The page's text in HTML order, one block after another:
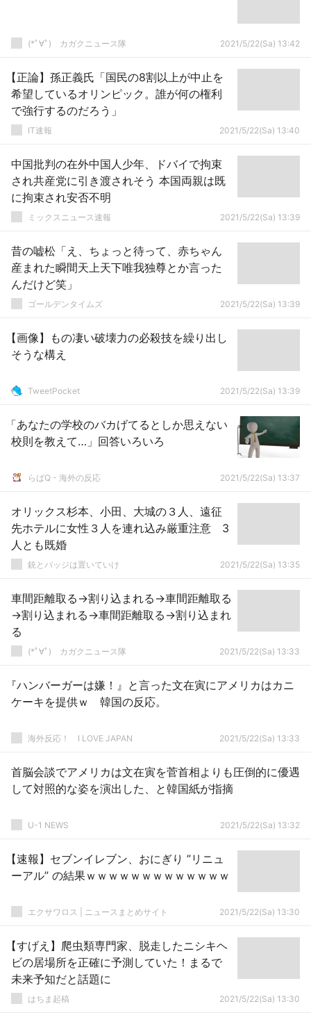
(*ﾟ∀ﾟ)ゞカガクニュース隊 2021/5/22(Sa) 13:42
【正論】孫正義氏「国民の8割以上が中止を
希望しているオリンピック。誰が何の権利
で強行するのだろう」
IT速報 2021/5/22(Sa) 13:40
中国批判の在外中国人少年、ドバイで拘束
され共産党に引き渡されそう 本国両親は既
に拘束され安否不明
ミックスニュース速報 2021/5/22(Sa) 13:39
昔の嘘松「え、ちょっと待って、赤ちゃん
産まれた瞬間天上天下唯我独尊とか言った
んだけど笑」
ゴールデンタイムズ 2021/5/22(Sa) 13:39
【画像】もの凄い破壊力の必殺技を繰り出し
そうな構え
TweetPocket 2021/5/22(Sa) 13:39
「あなたの学校のバカげてるとしか思えない
校則を教えて…」回答いろいろ
らばQ - 海外の反応 2021/5/22(Sa) 13:37
オリックス杉本、小田、大城の３人、遠征
先ホテルに女性３人を連れ込み厳重注意 3
人とも既婚
銃とバッジは置いていけ 2021/5/22(Sa) 13:35
車間距離取る→割り込まれる→車間距離取る
→割り込まれる→車間距離取る→割り込まれ
る
(*ﾟ∀ﾟ)ゞカガクニュース隊 2021/5/22(Sa) 13:33
『ハンバーガーは嫌！』と言った文在寅にアメリカはカニ
ケーキを提供ｗ 韓国の反応。
海外反応！ I LOVE JAPAN 2021/5/22(Sa) 13:33
首脳会談でアメリカは文在寅を菅首相よりも圧倒的に優遇
して対照的な姿を演出した、と韓国紙が指摘
U-1 NEWS 2021/5/22(Sa) 13:32
【速報】セブンイレブン、おにぎり ”リニュ
ーアル” の結果ｗｗｗｗｗｗｗｗｗｗｗｗｗ
エクサワロス | ニュースまとめサイト 2021/5/22(Sa) 13:30
【すげえ】爬虫類専門家、脱走したニシキヘ
ビの居場所を正確に予測していた！まるで
未来予知だと話題に
はちま起稿 2021/5/22(Sa) 13:30